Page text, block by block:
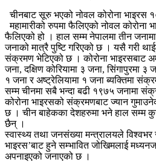
चीनबाट सूरु भएको नोवल कोरोना भाइरस
महामारीको रुपमा फैलिएको नोवल कोरोना
फैलिएको हो । हाल सम्म नेपालमा तीन
जनाको मात्रै पुष्टि गरिएको छ । यसै गरी
संक्रमण भेटिएको छ । कोरोना भाइरसबाट
जना, दक्षिण कोरियामा ३ जना, सिंगापुरमा
१ जना र अष्ट्रेलियामा १ जना ब्यक्तिमा
सम्म चीनमा सबै भन्दा बढी १९७५ जनामा
कोरोना भाइरसको संक्रमणबाट ज्यान
छ । चीन बाहेकका देशहरुमा भने हाल सम्म
छैन् ।
स्वास्थ्य तथा जनसंख्या मन्त्रालयले
भाइरस’बाट हुने सम्भावित जोखिमलाई
अपनाइएको जनाएको छ ।